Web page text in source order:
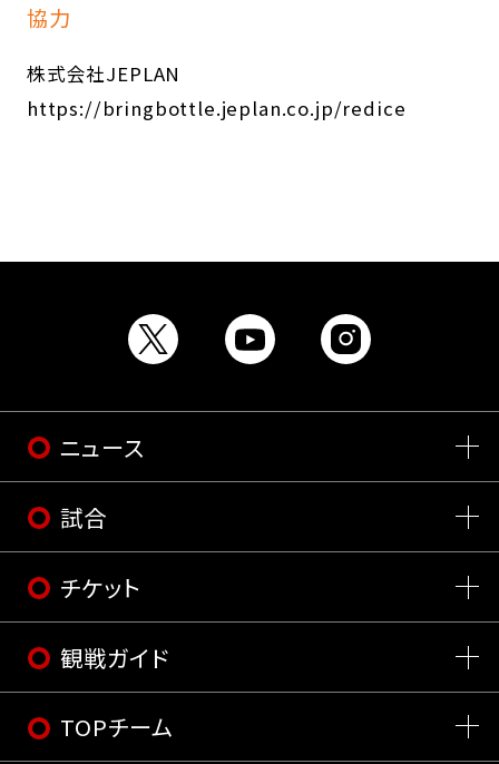
協力
株式会社JEPLAN
https://bringbottle.jeplan.co.jp/redice
ニュース
試合
チケット
観戦ガイド
TOPチーム